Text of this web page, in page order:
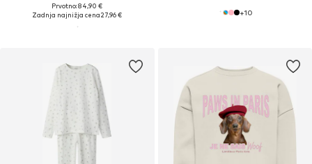
Prvotno: 84,90 €
Zadnja najnižja cena27,96 € +10